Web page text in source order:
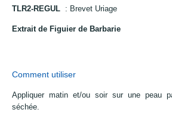
TLR2-REGUL : Brevet Uriage
Extrait de Figuier de Barbarie
Comment utiliser
Appliquer matin et/ou soir sur une peau
séchée.